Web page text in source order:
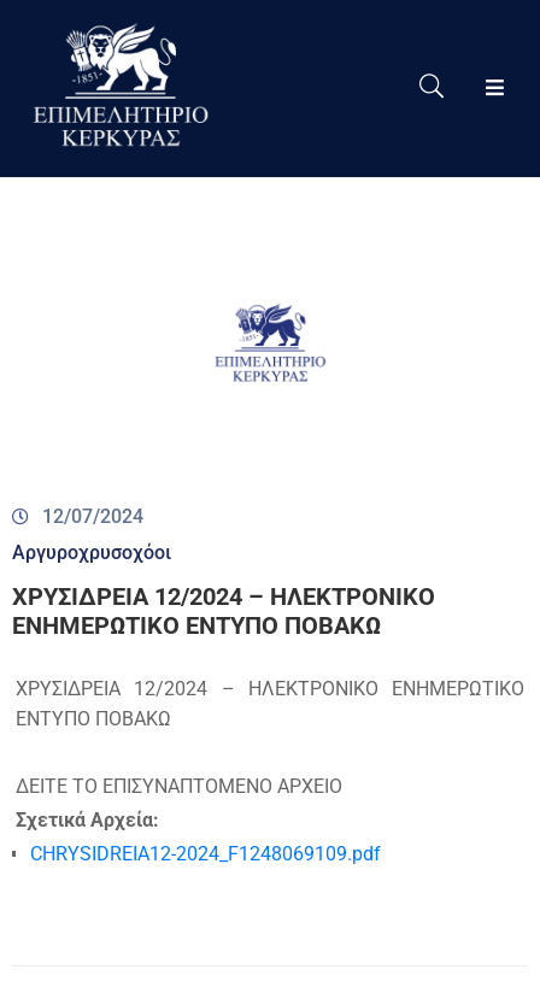
Το
Eπιμελητήριο
12/07/2024
Αργυροχρυσοχόοι
ΧΡΥΣΙΔΡΕΙΑ 12/2024 – ΗΛΕΚΤΡΟΝΙΚΟ
ΕΝΗΜΕΡΩΤΙΚΟ ΕΝΤΥΠΟ ΠΟΒΑΚΩ
ΧΡΥΣΙΔΡΕΙΑ 12/2024 – ΗΛΕΚΤΡΟΝΙΚΟ ΕΝΗΜΕΡΩΤΙΚΟ
ΕΝΤΥΠΟ ΠΟΒΑΚΩ
ΔΕΙΤΕ ΤΟ ΕΠΙΣΥΝΑΠΤΟΜΕΝΟ ΑΡΧΕΙΟ
Σχετικά Αρχεία:
CHRYSIDREIA12-2024_F1248069109.pdf